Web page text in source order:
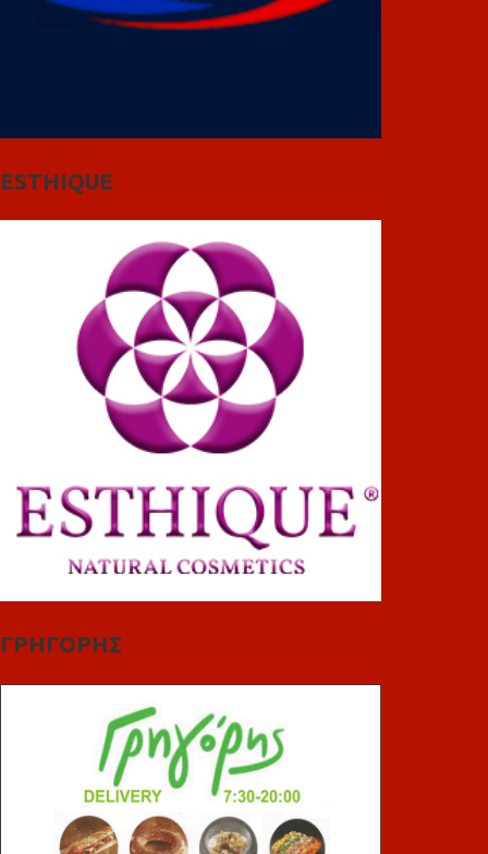
ESTHIQUE
ΓΡΗΓΟΡΗΣ